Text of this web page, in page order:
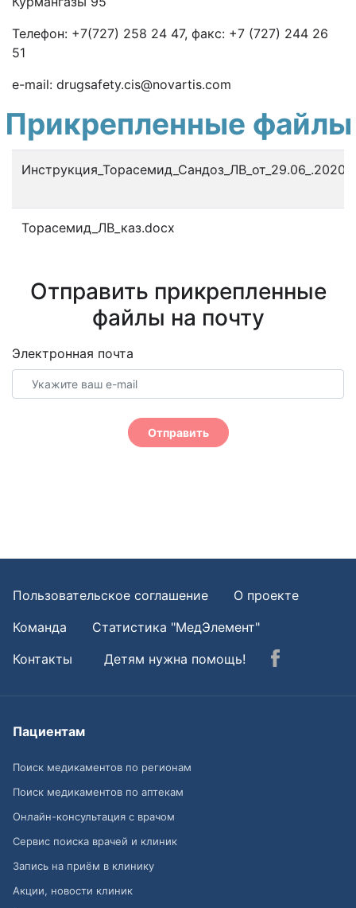
Телефон: +7(727) 258 24 47, факс: +7 (727) 244 26
51
e-mail: drugsafety.cis@novartis.com
Прикрепленные файлы
Торасемид_ЛВ_каз.docx
Отправить прикрепленные
файлы на почту
Электронная почта
Отправить
Пользовательское соглашение
О проекте
Команда
Статистика "МедЭлемент"
Контакты
Детям нужна помощь!
Пациентам
Поиск медикаментов по регионам
Поиск медикаментов по аптекам
Онлайн-консультация с врачом
Сервис поиска врачей и клиник
Запись на приём в клинику
Акции, новости клиник